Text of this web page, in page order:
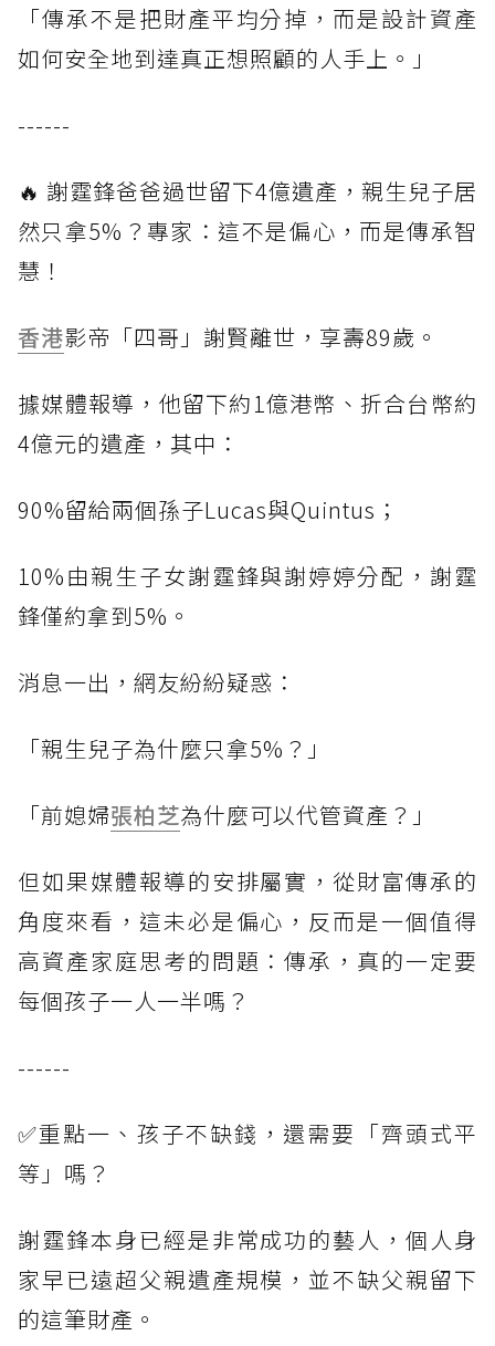
「傳承不是把財產平均分掉，而是設計資產
如何安全地到達真正想照顧的人手上。」
------
🔥 謝霆鋒爸爸過世留下4億遺產，親生兒子居
然只拿5%？專家：這不是偏心，而是傳承智
慧！
香港影帝「四哥」謝賢離世，享壽89歲。
據媒體報導，他留下約1億港幣、折合台幣約
4億元的遺產，其中：
90%留給兩個孫子Lucas與Quintus；
10%由親生子女謝霆鋒與謝婷婷分配，謝霆
鋒僅約拿到5%。
消息一出，網友紛紛疑惑：
「親生兒子為什麼只拿5%？」
「前媳婦張柏芝為什麼可以代管資產？」
但如果媒體報導的安排屬實，從財富傳承的
角度來看，這未必是偏心，反而是一個值得
高資產家庭思考的問題：傳承，真的一定要
每個孩子一人一半嗎？
------
✅重點一、孩子不缺錢，還需要「齊頭式平
等」嗎？
謝霆鋒本身已經是非常成功的藝人，個人身
家早已遠超父親遺產規模，並不缺父親留下
的這筆財產。